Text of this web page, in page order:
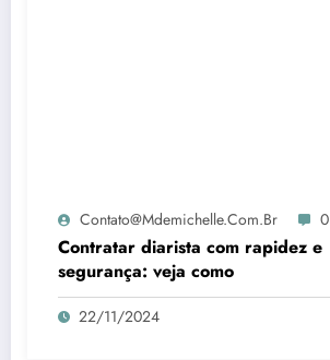
Contato@mdemichelle.com.br 0
Contratar diarista com rapidez e
segurança: veja como
22/11/2024